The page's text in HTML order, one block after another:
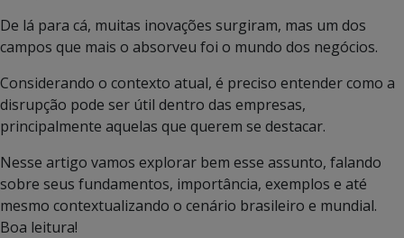
De lá para cá, muitas inovações surgiram, mas um dos
campos que mais o absorveu foi o mundo dos negócios.
Considerando o contexto atual, é preciso entender como a
disrupção pode ser útil dentro das empresas,
principalmente aquelas que querem se destacar.
Nesse artigo vamos explorar bem esse assunto, falando
sobre seus fundamentos, importância, exemplos e até
mesmo contextualizando o cenário brasileiro e mundial.
Boa leitura!